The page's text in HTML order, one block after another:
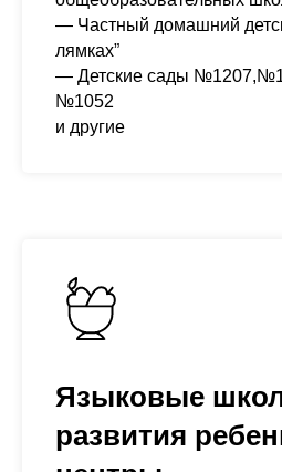
— Частный домашний
лямках”
— Детские сады
№1052
и другие
Языковые
развития